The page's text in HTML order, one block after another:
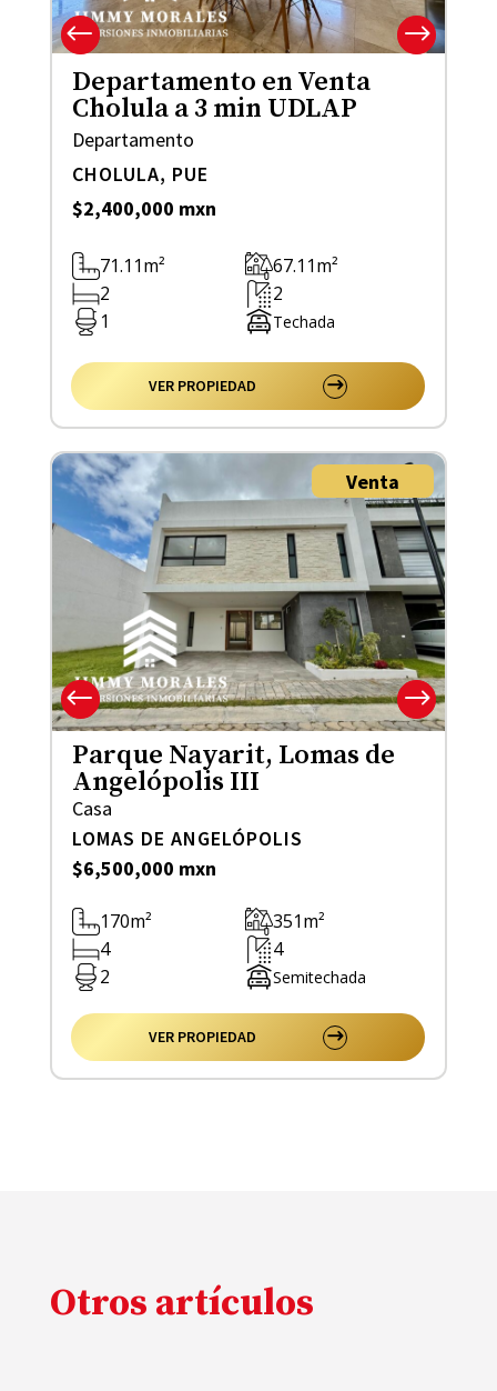
Departamento en Venta
Cholula a 3 min UDLAP
Departamento
CHOLULA, PUE
$2,400,000 mxn
71.11m²
67.11m²
2
2
1
Techada
VER PROPIEDAD
Venta
Parque Nayarit, Lomas de
Angelópolis III
Casa
LOMAS DE ANGELÓPOLIS
$6,500,000 mxn
170m²
351m²
4
4
2
Semitechada
VER PROPIEDAD
Otros artículos